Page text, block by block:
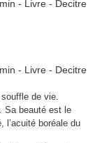
de vie.
Sa beauté est le
l’acuité boréale du